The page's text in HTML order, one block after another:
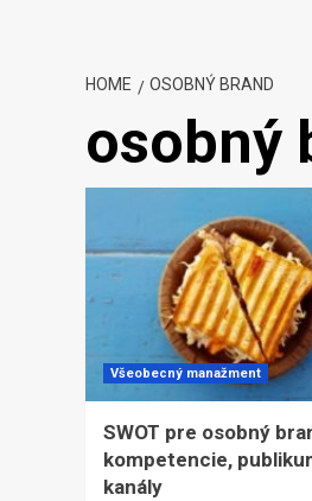
HOME OSOBNÝ BRAND
osobný
Všeobecný manažment
SWOT pre osobný
kompetencie,
kanály